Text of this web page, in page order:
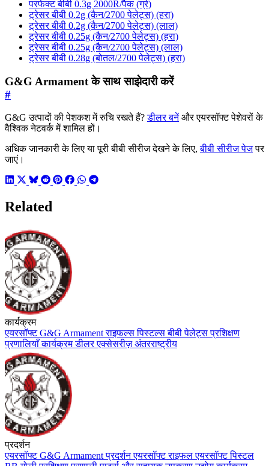
परफेक्ट बीबी 0.3g 2000R/पैक (ग्रे)
ट्रेसर बीबी 0.2g (कैन/2700 पेलेट्स) (हरा)
ट्रेसर बीबी 0.2g (कैन/2700 पेलेट्स) (लाल)
ट्रेसर बीबी 0.25g (कैन/2700 पेलेट्स) (हरा)
ट्रेसर बीबी 0.25g (कैन/2700 पेलेट्स) (लाल)
ट्रेसर बीबी 0.28g (बोतल/2700 पेलेट्स) (हरा)
G&G Armament के साथ साझेदारी करें
#
G&G उत्पादों की पेशकश में रुचि रखते हैं?डीलर बनेंऔर एयरसॉफ्ट पेशेवरों के
वैश्विक नेटवर्क में शामिल हों।
अधिक जानकारी के लिए या पूरी बीबी सीरीज देखने के लिए,बीबी सीरीज पेजपर
जाएं।
Related
कार्यक्रम
एयरसॉफ्टG&G Armamentराइफल्सपिस्टल्सबीबी पेलेट्सप्रशिक्षण
प्रणालियाँकार्यक्रमडीलरएक्सेसरीज़अंतरराष्ट्रीय
प्रदर्शन
एयरसॉफ्टG&G Armamentप्रदर्शनएयरसॉफ्ट राइफलएयरसॉफ्ट पिस्टल